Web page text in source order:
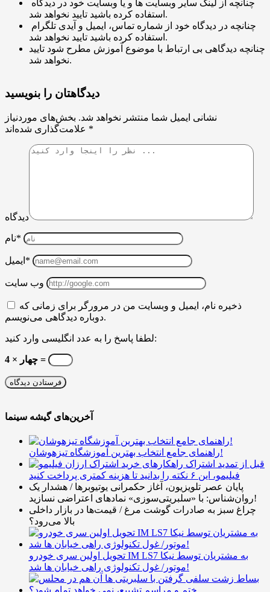
استفاده کرده باشید تایید نخواهد شد.
استفاده کرده باشید تایید نخواهد شد.
چنانچه دیدگاهی بی ارتباط با موضوع آموزش مطرح شود تایید
نخواهد شد.
دیدگاهتان را بنویسید
نشانی ایمیل شما منتشر نخواهد شد. بخش‌های موردنیاز
*
دیدگاه
نام*
ایمیل*
وب سایت
ذخیره نام، ایمیل و وبسایت من در مرورگر برای زمانی که
دوباره دیدگاهی می‌نویسم.
لطفا پاسخ را به عدد انگلیسی وارد کنید:
4 × چهار =
آخرین‌های گیشه سینما
راهنمای جامع انتخاب بهترین آموزشگاه تیزهوشان!
قبل از تمدید اشتراک
فیلیمو، این ۶ نکته را بدانید تا هزینه کمتری پرداخت کنید
پایان عصر تلویزیون، آغاز حکمرانی یوتیوبرها / هشدار یک
روان‌شناس: با «سلبریتی‌سوزی» نمادهای اعتراضی نسازید!
چراغ سبز به صادرات گوشت مرغ / قیمت‌ها در بازار داخلی
بالا می‌رود؟
تحویل اولین سری خودرو IM LS7 به مشتریان توسط نیکا
موتور/ غول تکنولوژی راهی خیابان ها شد!